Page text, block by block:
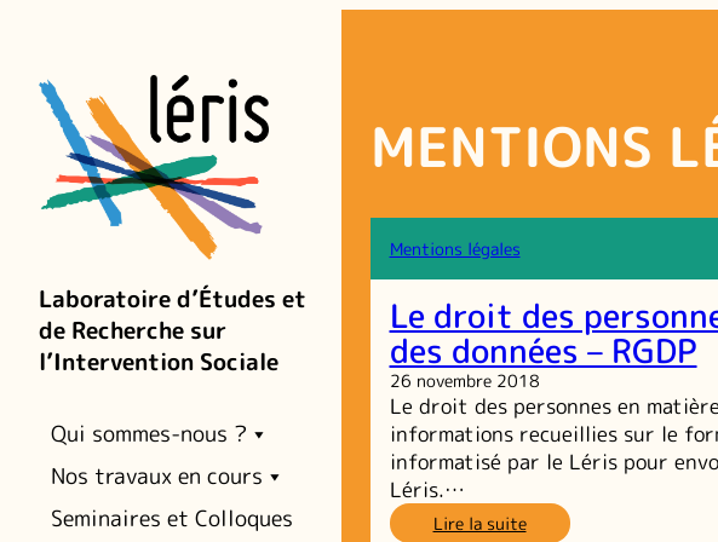
contenu
Laboratoire d’Études et
de Recherche sur
l’Intervention Sociale
Qui sommes-nous ?
Nos travaux en cours
Seminaires et Colloques
MENTIONS
Mentions légales
Le droit des
des données – RGDP
26 novembre 2018
Le droit des personnes en
informations recueillies sur le
informatisé par le Léris pour
Léris.…
Lire la suite: